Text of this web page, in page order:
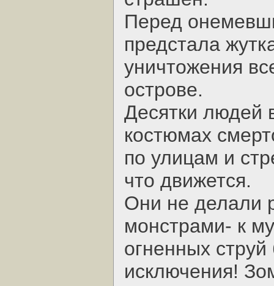
Перед
предстала
уничтожения
острове.
Десятки людей
костюмах
по улицам и
что движется.
Они не делали
монстрами- к
огненных
исключения!